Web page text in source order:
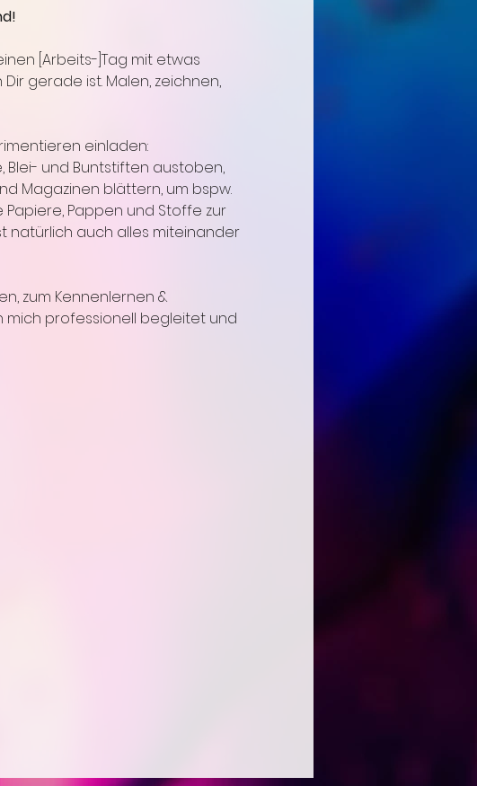
[Arbeits-]Tag mit etwas
gerade ist. Malen, zeichnen,
einladen:
Blei- und Buntstiften austoben,
Magazinen blättern, um bspw.
Pappen und Stoffe zur
natürlich auch alles miteinander
zum Kennenlernen &
professionell begleitet und